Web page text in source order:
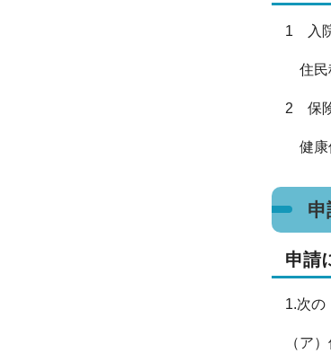
1 入
住民
2 保
健康
申
申請
1.次の
（ア